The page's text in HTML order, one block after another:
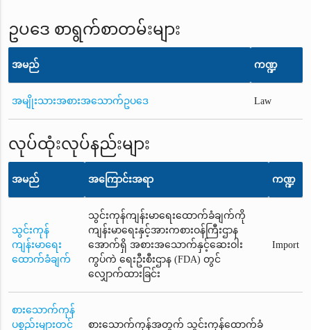
ဥပဒေ စာရွက်စာတမ်းများ
အမည် ကဏ္ဍ
အမျိုးသားအစားအသောက်ဥပဒေ Law
လုပ်ထုံးလုပ်နည်းများ
အမည် အကြောင်းအရာ ကဏ္ဍ
သွင်းကုန်
ကျန်းမာရေး
ထောက်ခံချက်
သွင်းကုန်ကျန်းမာရေးထောက်ခံချက်ကို
ကျန်းမာရေးနှင့်အားကစားဝန်ကြီးဌာန
အောက်ရှိ အစားအသောက်နှင့်ဆေးဝါး
ကွပ်ကဲ ရေးဦးစီးဌာန (FDA) တွင်
လျှောက်ထားခြင်း
Import
စားသောက်ကုန်
ပစ္စည်းများတင်
စားသောက်ကုန်အတွက် သွင်းကုန်ထောက်ခံ